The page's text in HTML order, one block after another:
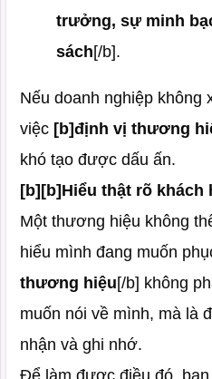
trưởng, sự minh
sách[/b].
Nếu doanh nghiệp không
việc [b]định vị thương
khó tạo được dấu ấn.
[b][b]Hiểu thật rõ khách
Một thương hiệu không
hiểu mình đang muốn
thương hiệu[/b] không
muốn nói về mình, mà là
nhận và ghi nhớ.
Để làm được điều đó,